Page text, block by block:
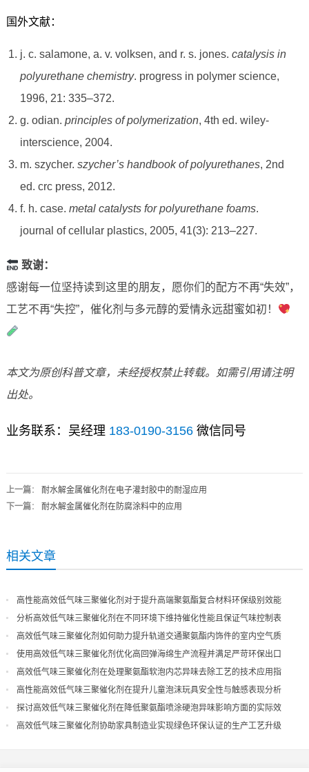
国外文献：
j. c. salamone, a. v. volksen, and r. s. jones. catalysis in
polyurethane chemistry. progress in polymer science,
1996, 21: 335–372.
g. odian. principles of polymerization, 4th ed. wiley-
interscience, 2004.
m. szycher. szycher’s handbook of polyurethanes, 2nd
ed. crc press, 2012.
f. h. case. metal catalysts for polyurethane foams.
journal of cellular plastics, 2005, 41(3): 213–227.
致谢：
感谢每一位坚持读到这里的朋友，愿你们的配方不再“失效”，
工艺不再“失控”，催化剂与多元醇的爱情永远甜蜜如初！
本文为原创科普文章，未经授权禁止转载。如需引用请注明
出处。
业务联系：吴经理 183-0190-3156微信同号
上一篇： 耐水解金属催化剂在电子灌封胶中的耐湿应用
下一篇： 耐水解金属催化剂在防腐涂料中的应用
相关文章
高性能高效低气味三聚催化剂对于提升高端聚氨酯复合材料环保级别效能
分析高效低气味三聚催化剂在不同环境下维持催化性能且保证气味控制表
现
高效低气味三聚催化剂如何助力提升轨道交通聚氨酯内饰件的室内空气质
量
使用高效低气味三聚催化剂优化高回弹海绵生产流程并满足严苛环保出口
高效低气味三聚催化剂在处理聚氨酯软泡内芯异味去除工艺的技术应用指
导
高性能高效低气味三聚催化剂在提升儿童泡沫玩具安全性与触感表现分析
探讨高效低气味三聚催化剂在降低聚氨酯喷涂硬泡异味影响方面的实际效
果
高效低气味三聚催化剂协助家具制造业实现绿色环保认证的生产工艺升级